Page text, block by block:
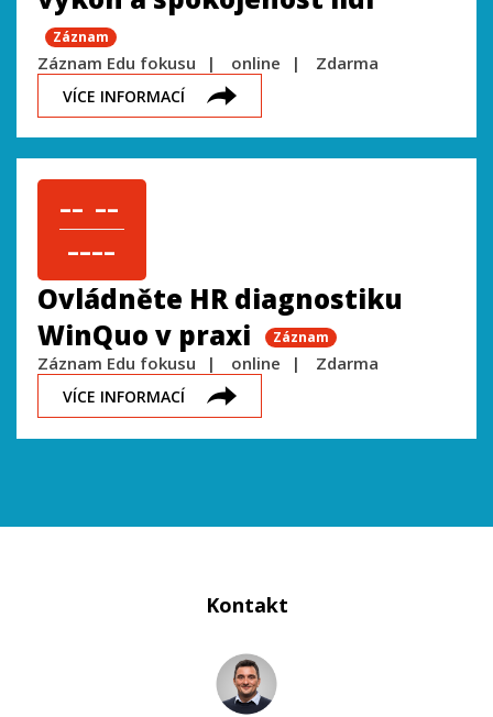
Záznam
Záznam Edu fokusu online Zdarma
VÍCE INFORMACÍ
–– ––
––––
Ovládněte HR diagnostiku
WinQuo v praxi
Záznam
Záznam Edu fokusu online Zdarma
VÍCE INFORMACÍ
Kontakt